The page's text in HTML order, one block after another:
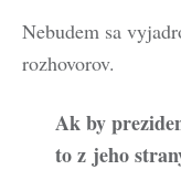
Nebudem sa
rozhovorov.
Ak by
to z jeho